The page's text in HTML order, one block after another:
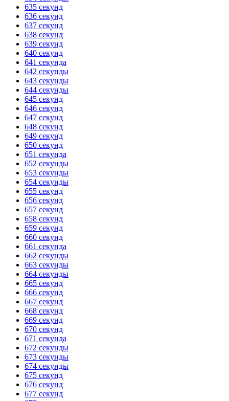
635 секунд
636 секунд
637 секунд
638 секунд
639 секунд
640 секунд
641 секунда
642 секунды
643 секунды
644 секунды
645 секунд
646 секунд
647 секунд
648 секунд
649 секунд
650 секунд
651 секунда
652 секунды
653 секунды
654 секунды
655 секунд
656 секунд
657 секунд
658 секунд
659 секунд
660 секунд
661 секунда
662 секунды
663 секунды
664 секунды
665 секунд
666 секунд
667 секунд
668 секунд
669 секунд
670 секунд
671 секунда
672 секунды
673 секунды
674 секунды
675 секунд
676 секунд
677 секунд